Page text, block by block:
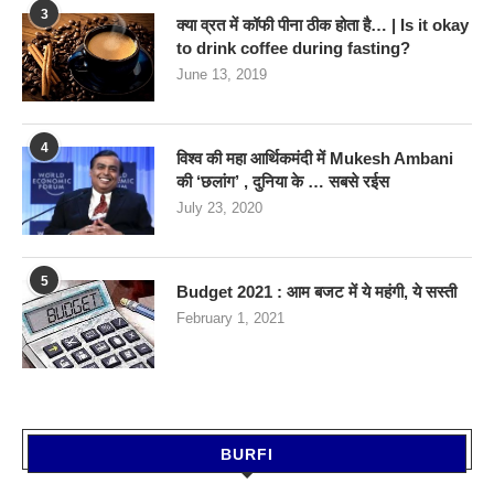
3
क्या व्रत में कॉफी पीना ठीक होता है… | Is it okay
to drink coffee during fasting?
June 13, 2019
4
विश्व की महा आर्थिकमंदी में Mukesh Ambani
की ‘छलांग’ , दुनिया के … सबसे रईस
July 23, 2020
5
Budget 2021 : आम बजट में ये महंगी, ये सस्‍ती
February 1, 2021
BURFI